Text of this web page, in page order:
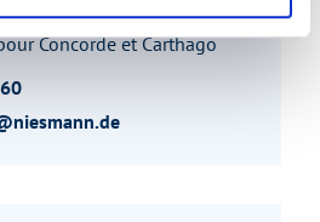
Concorde et Carthago